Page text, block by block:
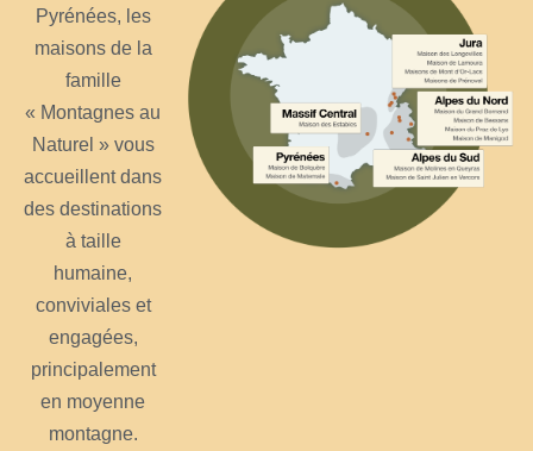
Pyrénées, les
maisons de la
famille
« Montagnes au
Naturel » vous
accueillent dans
des destinations
à taille
humaine,
conviviales et
engagées,
principalement
en moyenne
montagne.